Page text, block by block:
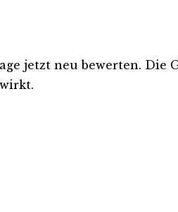
jetzt neu bewerten. Die